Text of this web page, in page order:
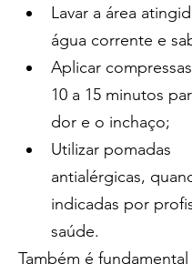
Lavar a área
água corrente e
Aplicar
10 a 15 minutos
dor e o inchaço;
Utilizar pomadas
antialérgicas,
indicadas por
saúde.
Também é